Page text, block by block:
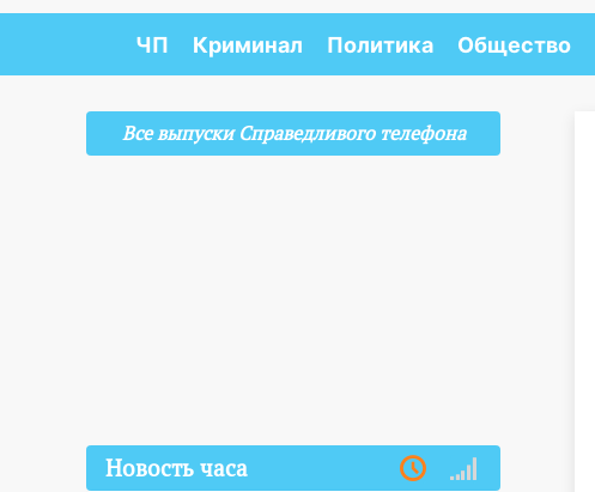
ЧП Криминал Политика Общество
Все выпуски Справедливого телефона
Новость часа